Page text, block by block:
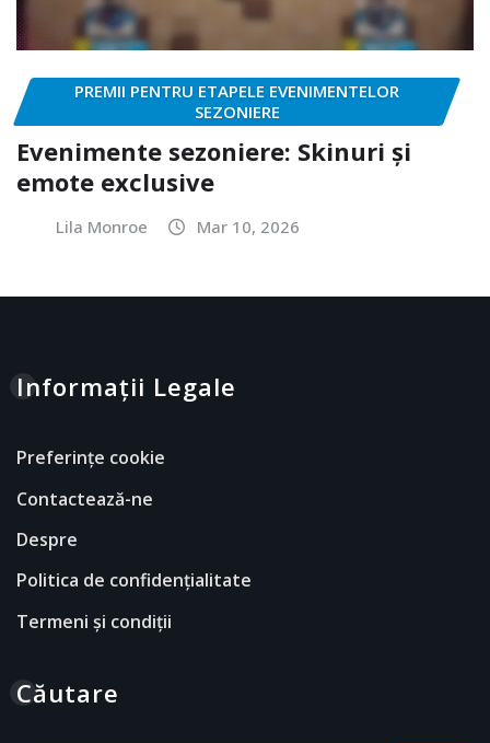
PREMII PENTRU ETAPELE EVENIMENTELOR
SEZONIERE
Evenimente sezoniere: Skinuri și
emote exclusive
Lila Monroe Mar 10, 2026
Informații Legale
Preferințe cookie
Contactează-ne
Despre
Politica de confidențialitate
Termeni și condiții
Căutare